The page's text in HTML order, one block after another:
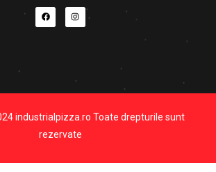
industrialpizza.ro Toate drepturile sunt
rezervate